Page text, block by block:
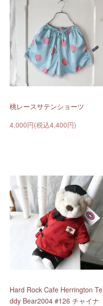
桃レースサテンショーツ
4,000円(税込4,400円)
Hard Rock Cafe Herrington Te
ddy Bear2004 #126 チャイナ